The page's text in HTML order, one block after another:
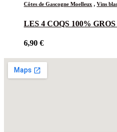
Côtes de Gascogne Moelleux , Vins
LES 4 COQS 100%
6,90 €